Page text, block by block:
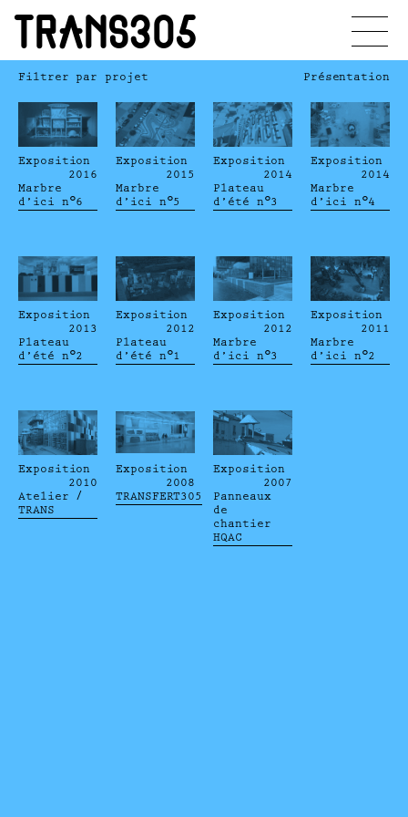
TRANS305
Filtrer par projet Présentation
Exposition
2016
Marbre
d’ici n°6
Exposition
2015
Marbre
d’ici n°5
Exposition
2014
Plateau
d’été n°3
Exposition
2014
Marbre
d’ici n°4
Exposition
2013
Plateau
d’été n°2
Exposition
2012
Plateau
d’été n°1
Exposition
2012
Marbre
d’ici n°3
Exposition
2011
Marbre
d’ici n°2
Exposition
2010
Atelier /
TRANS
Exposition
2008
TRANSFERT305
Exposition
2007
Panneaux
de
chantier
HQAC